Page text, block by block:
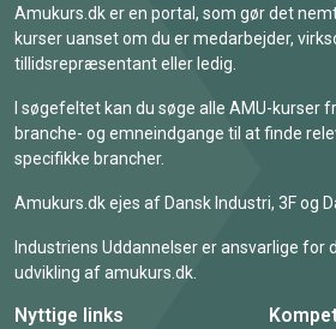
Amukurs.dk er en portal, som gør det
kurser uanset om du er medarbejder,
tillidsrepræsentant eller ledig.
I søgefeltet kan du søge alle AMU-kurser
branche- og emneindgange til at finde
specifikke brancher.
Amukurs.dk ejes af Dansk Industri, 3F og
Industriens Uddannelser er ansvarlige for
udvikling af amukurs.dk.
Nyttige links